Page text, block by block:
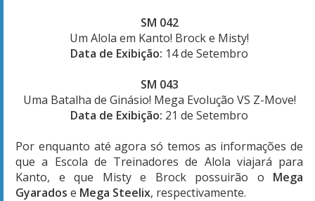
SM 042
Um Alola em Kanto! Brock e Misty!
Data de Exibição: 14 de Setembro
SM 043
Uma Batalha de Ginásio! Mega Evolução VS Z-Move!
Data de Exibição: 21 de Setembro
Por enquanto até agora só temos as informações de
que a Escola de Treinadores de Alola viajará para
Kanto, e que Misty e Brock possuirão o Mega
Gyarados e Mega Steelix, respectivamente.